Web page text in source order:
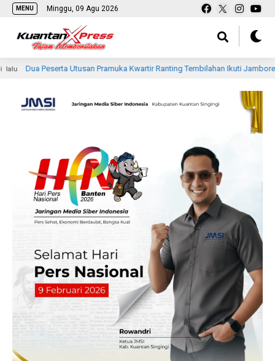
MENU Minggu, 09 Agu 2026
Utusan Pramuka Kwartir Ranting Tembilahan Ikuti Jambore Nasional Ke